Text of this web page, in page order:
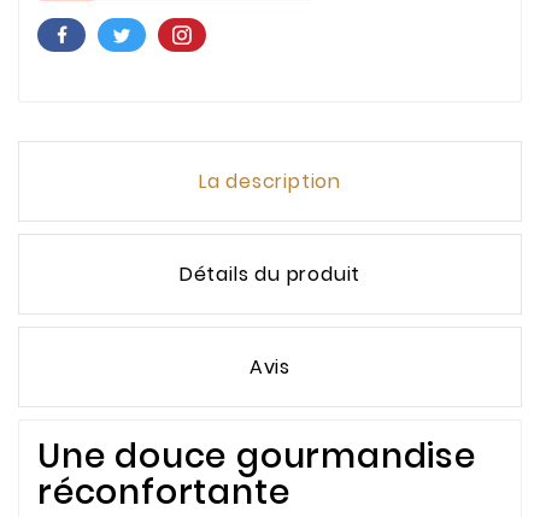
La description
Détails du produit
Avis
Une douce gourmandise
réconfortante